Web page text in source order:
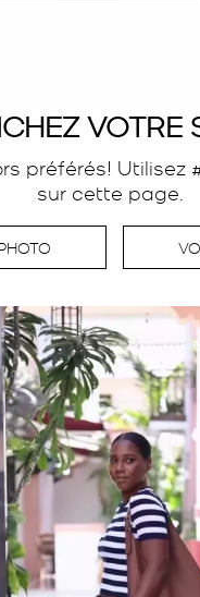
VOTRE
préférés!
sur cette page.